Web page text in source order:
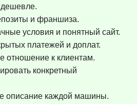
и франшиза.
условия и понятный сайт.
платежей и доплат.
отношение к клиентам.
конкретный
описание каждой машины.